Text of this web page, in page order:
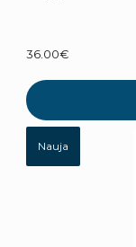
36.00€
Nauja